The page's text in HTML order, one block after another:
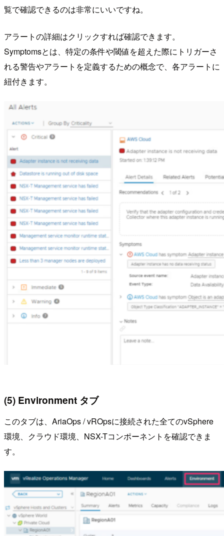
覧で確認できるのは非常にいいですね。
アラートの詳細はクリックすれば確認できます。
Symptomsとは、特定の条件や閾値を超えた際にトリガーさ
れる警告やアラートを定義するための概念で、各アラートに
紐付きます。
(5) Environment タブ
このタブは、AriaOps / vROpsに接続された全てのvSphere
環境、クラウド環境、NSX-Tコンポーネントを確認できま
す。